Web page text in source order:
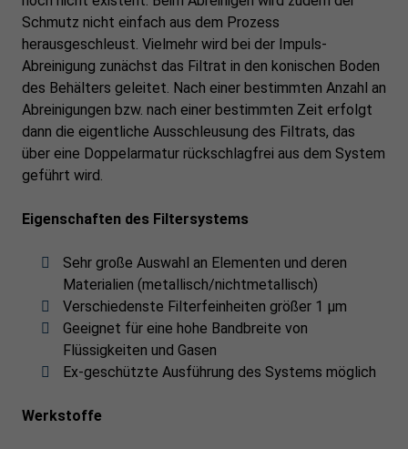
Schmutz nicht einfach aus dem Prozess
herausgeschleust. Vielmehr wird bei der Impuls-
Abreinigung zunächst das Filtrat in den konischen Boden
des Behälters geleitet. Nach einer bestimmten Anzahl an
Abreinigungen bzw. nach einer bestimmten Zeit erfolgt
dann die eigentliche Ausschleusung des Filtrats, das
über eine Doppelarmatur rückschlagfrei aus dem System
geführt wird.
Eigenschaften des Filtersystems
Sehr große Auswahl an Elementen und deren
Materialien (metallisch/nichtmetallisch)
Verschiedenste Filterfeinheiten größer 1 µm
Geeignet für eine hohe Bandbreite von
Flüssigkeiten und Gasen
Ex-geschützte Ausführung des Systems möglich
Werkstoffe